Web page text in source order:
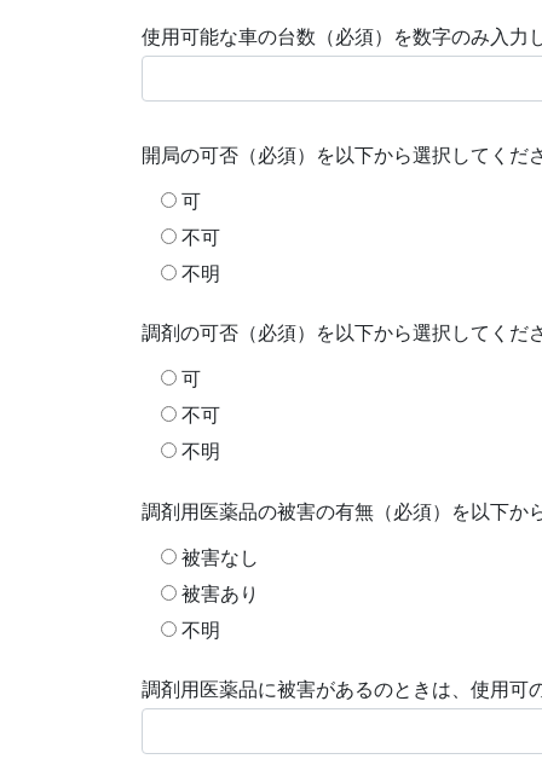
使用可能な車の台数（必須）を数字のみ入力
開局の可否（必須）を以下から選択してくだ
可
不可
不明
調剤の可否（必須）を以下から選択してくだ
可
不可
不明
調剤用医薬品の被害の有無（必須）を以下か
被害なし
被害あり
不明
調剤用医薬品に被害があるのときは、使用可